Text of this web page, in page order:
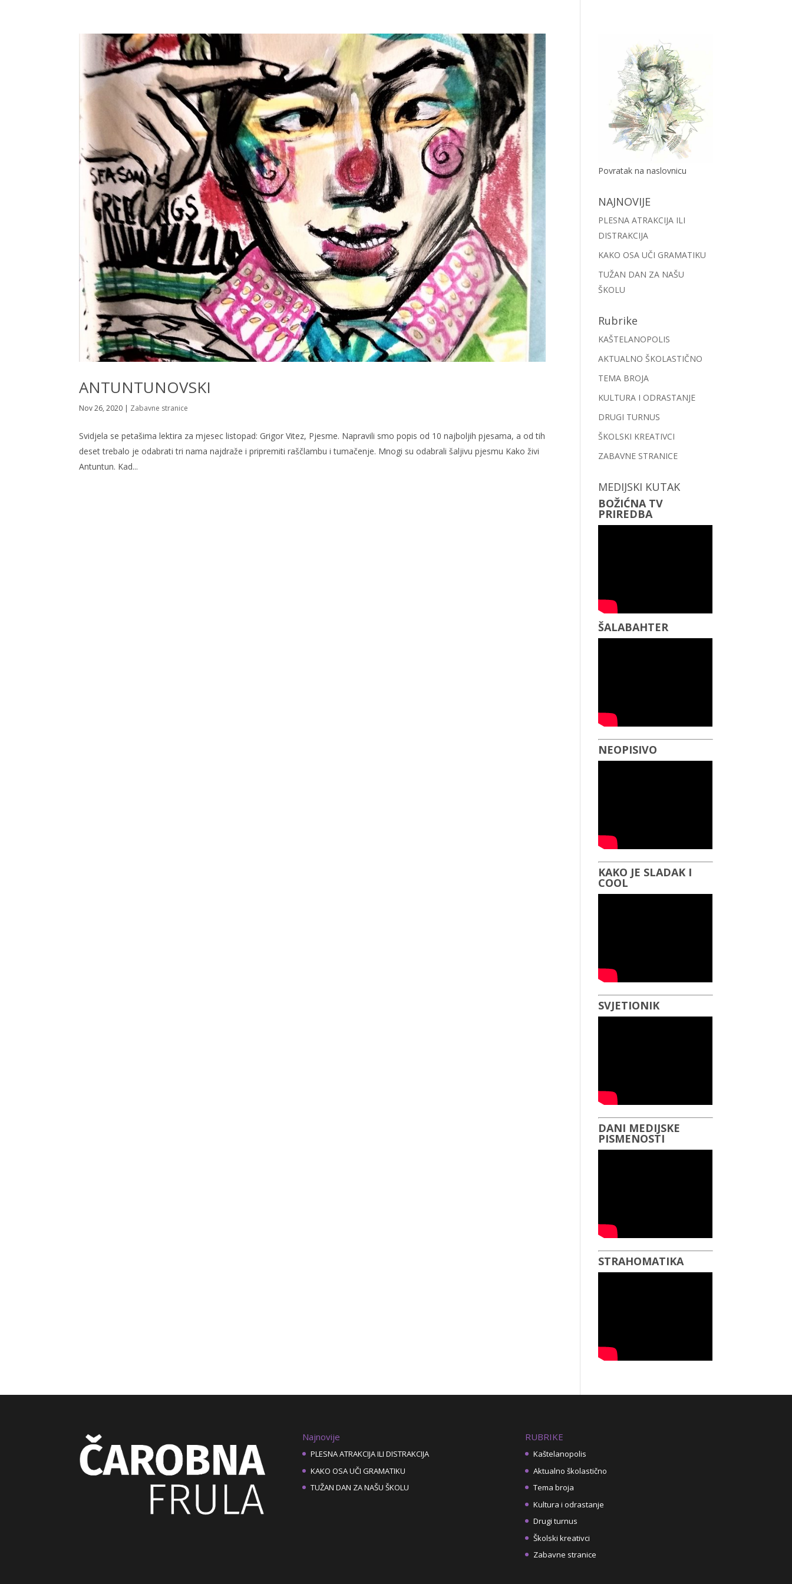
ANTUNTUNOVSKI
Nov 26, 2020 | Zabavne stranice
Svidjela se petašima lektira za mjesec listopad: Grigor Vitez, Pjesme. Napravili smo popis od 10 najboljih pjesama, a od tih
deset trebalo je odabrati tri nama najdraže i pripremiti raščlambu i tumačenje. Mnogi su odabrali šaljivu pjesmu Kako živi
Antuntun. Kad...
Povratak na naslovnicu
NAJNOVIJE
PLESNA ATRAKCIJA ILI
DISTRAKCIJA
KAKO OSA UČI GRAMATIKU
TUŽAN DAN ZA NAŠU
ŠKOLU
Rubrike
KAŠTELANOPOLIS
AKTUALNO ŠKOLASTIČNO
TEMA BROJA
KULTURA I ODRASTANJE
DRUGI TURNUS
ŠKOLSKI KREATIVCI
ZABAVNE STRANICE
MEDIJSKI KUTAK
BOŽIĆNA TV
PRIREDBA
ŠALABAHTER
NEOPISIVO
KAKO JE SLADAK I
COOL
SVJETIONIK
DANI MEDIJSKE
PISMENOSTI
STRAHOMATIKA
Najnovije
PLESNA ATRAKCIJA ILI DISTRAKCIJA
KAKO OSA UČI GRAMATIKU
TUŽAN DAN ZA NAŠU ŠKOLU
RUBRIKE
Kaštelanopolis
Aktualno školastično
Tema broja
Kultura i odrastanje
Drugi turnus
Školski kreativci
Zabavne stranice